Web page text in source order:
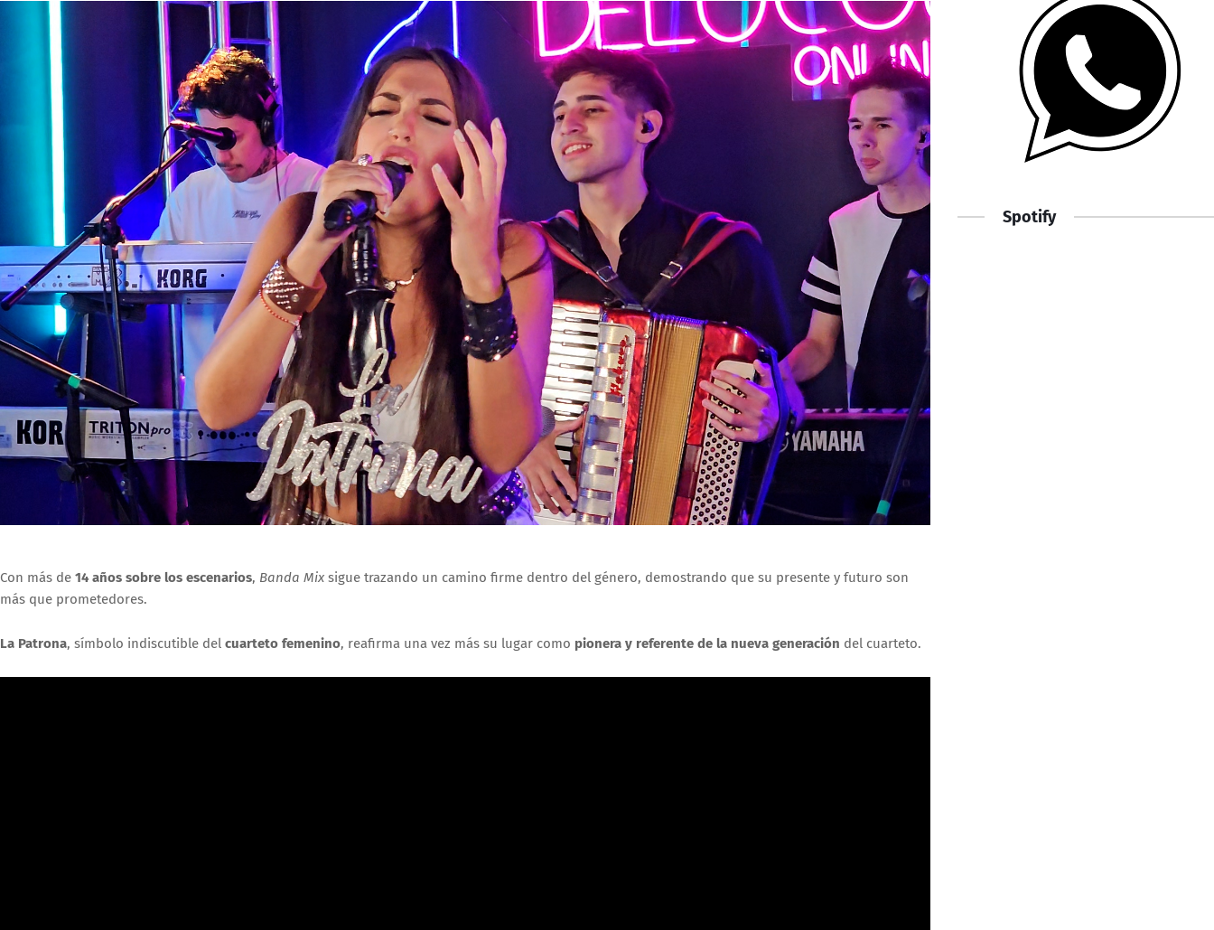
Con más de 14 años sobre los escenarios, Banda Mix sigue trazando un camino firme dentro del género, demostrando que su presente y futuro son
más que prometedores.
La Patrona, símbolo indiscutible del cuarteto femenino, reafirma una vez más su lugar como pionera y referente de la nueva generación del cuarteto.
Spotify